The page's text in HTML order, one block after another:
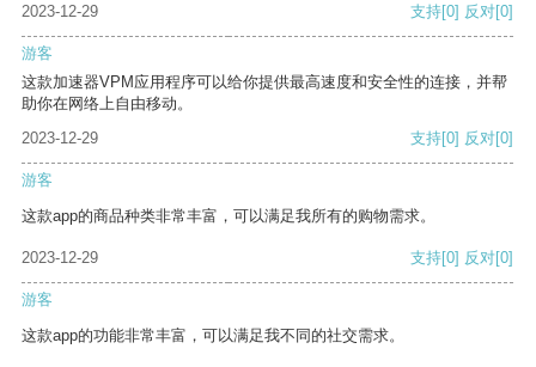
2023-12-29
支持[0] 反对[0]
游客
这款加速器VPM应用程序可以给你提供最高速度和安全性的连接，并帮
助你在网络上自由移动。
2023-12-29
支持[0] 反对[0]
游客
这款app的商品种类非常丰富，可以满足我所有的购物需求。
2023-12-29 支持[0] 反对[0]
游客
这款app的功能非常丰富，可以满足我不同的社交需求。